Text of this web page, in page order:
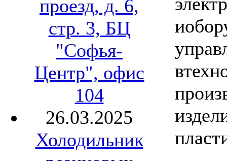
проезд, д. 6,
стр. 3, БЦ
"Софья-
Центр", офис
104
26.03.2025
Холодильник